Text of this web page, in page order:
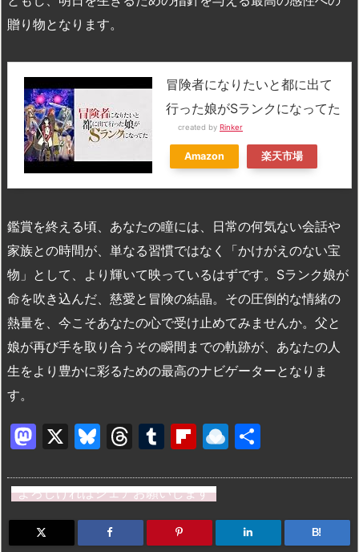
贈り物となります。
冒険者になりたいと都に出て
行った娘がSランクになってた
created by Rinker
Amazon 楽天市場
鑑賞を終える頃、あなたの瞳には、日常の何気ない会話や
家族との時間が、単なる習慣ではなく「かけがえのない宝
物」として、より輝いて映っているはずです。Sランク娘が
命を吹き込んだ、慈愛と冒険の結晶。その圧倒的な情緒の
熱量を、今こそあなたの心で受け止めてみませんか。父と
娘が再び手を取り合うその瞬間までの軌跡が、あなたの人
生をより豊かに彩るための最高のナビゲーターとなりま
す。
M
st
o
d
X
Bl
e
s
k
T
e
a
d
T
m
bl
r
Fl
b
o
ar
R
n
dr
o
よろしければシェアお願いします
B!